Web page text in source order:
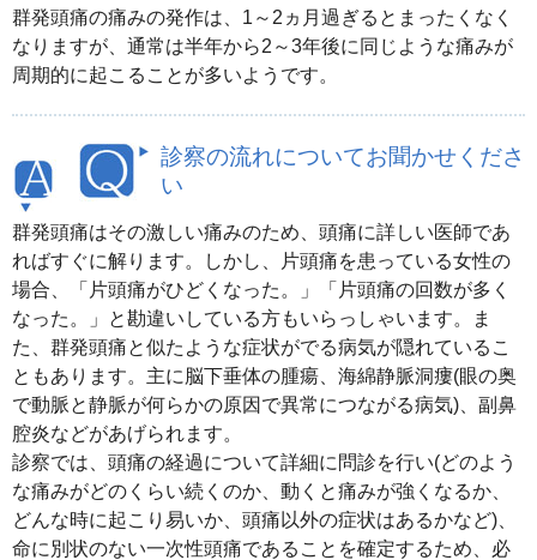
群発頭痛の痛みの発作は、1～2ヵ月過ぎるとまったくなく
なりますが、通常は半年から2～3年後に同じような痛みが
周期的に起こることが多いようです。
診察の流れについてお聞かせくださ
い
群発頭痛はその激しい痛みのため、頭痛に詳しい医師であ
ればすぐに解ります。しかし、片頭痛を患っている女性の
場合、「片頭痛がひどくなった。」「片頭痛の回数が多く
なった。」と勘違いしている方もいらっしゃいます。ま
た、群発頭痛と似たような症状がでる病気が隠れているこ
ともあります。主に脳下垂体の腫瘍、海綿静脈洞瘻(眼の奥
で動脈と静脈が何らかの原因で異常につながる病気)、副鼻
腔炎などがあげられます。
診察では、頭痛の経過について詳細に問診を行い(どのよう
な痛みがどのくらい続くのか、動くと痛みが強くなるか、
どんな時に起こり易いか、頭痛以外の症状はあるかなど)、
命に別状のない一次性頭痛であることを確定するため、必